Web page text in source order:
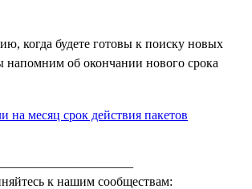
когда будете готовы к поиску новых
напомним об окончании нового срока
к нашим сообществам: